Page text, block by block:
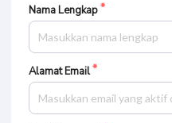
Nama Lengkap
Alamat Email